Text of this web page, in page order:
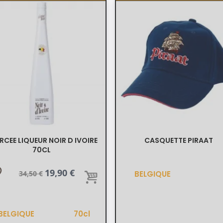
LIQUEUR NOIR D IVOIRE
70CL
Prix
34,50 € Prix
19,90 €
70cl
CASQUETTE PIRAAT
BELGIQUE